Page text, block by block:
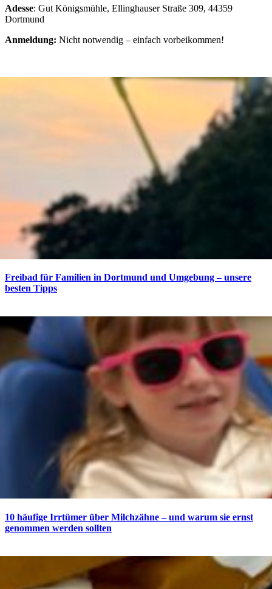
Adesse: Gut Königsmühle, Ellinghauser Straße 309, 44359
Dortmund
Anmeldung: Nicht notwendig – einfach vorbeikommen!
Freibad für Familien in Dortmund und Umgebung – unsere
besten Tipps
10 häufige Irrtümer über Milchzähne – und warum sie ernst
genommen werden sollten